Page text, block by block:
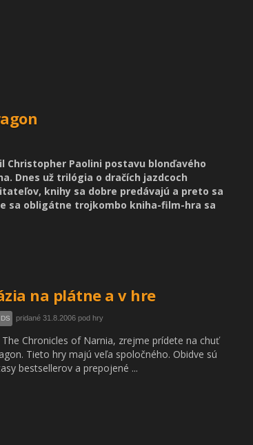
Christopher Paolini postavu blonďavého
Dnes už trilógia o dračích jazdcoch
knihy sa dobre predávajú a preto sa
sa obligátne trojkombo kniha-film-hra sa
na plátne a v hre
DS pridané 31.8.2006 pod hry
Chronicles of Narnia, zrejme prídete na chuť
Tieto hry majú veľa spoločného. Obidve sú
bestsellerov a prepojené ...